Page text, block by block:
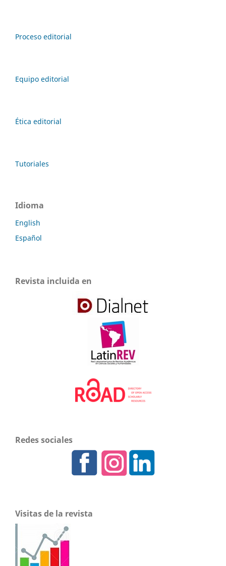
Proceso editorial
Equipo editorial
Ética editorial
Tutoriales
Idioma
English
Español
Revista incluida en
Redes sociales
Visitas de la revista